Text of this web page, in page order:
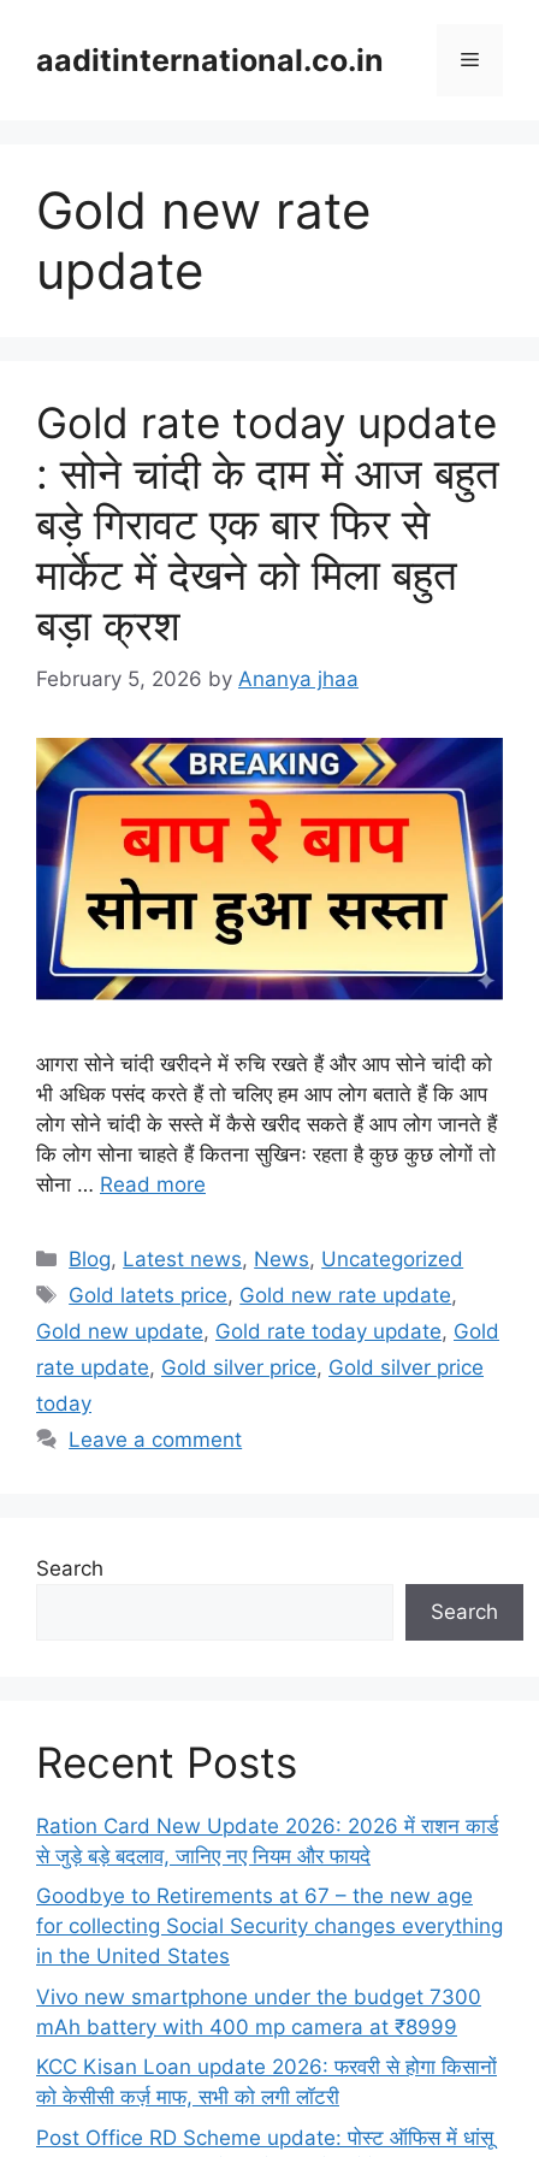
contentaaditinternational.co.in Menu
Gold new rate
update
Gold rate today update
: सोने चांदी के दाम में आज बहुत
बड़े गिरावट एक बार फिर से
मार्केट में देखने को मिला बहुत
बड़ा क्रश
February 5, 2026 by Ananya jhaa
आगरा सोने चांदी खरीदने में रुचि रखते हैं और आप सोने चांदी को
भी अधिक पसंद करते हैं तो चलिए हम आप लोग बताते हैं कि आप
लोग सोने चांदी के सस्ते में कैसे खरीद सकते हैं आप लोग जानते हैं
कि लोग सोना चाहते हैं कितना सुखिनः रहता है कुछ कुछ लोगों तो
सोना … Read more
Categories
Blog, Latest news, News, Uncategorized
Tags
Gold latets price, Gold new rate update,
Gold new update, Gold rate today update, Gold
rate update, Gold silver price, Gold silver price
today
Leave a comment
Search
Search
Recent Posts
Ration Card New Update 2026: 2026 में राशन कार्ड
से जुड़े बड़े बदलाव, जानिए नए नियम और फायदे
Goodbye to Retirements at 67 – the new age
for collecting Social Security changes everything
in the United States
Vivo new smartphone under the budget 7300
mAh battery with 400 mp camera at ₹8999
KCC Kisan Loan update 2026: फरवरी से होगा किसानों
को केसीसी कर्ज़ माफ, सभी को लगी लॉटरी
Post Office RD Scheme update: पोस्ट ऑफिस में धांसू